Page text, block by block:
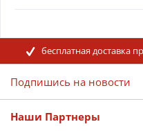
бесплатная доставка
Подпишись на новости
Наши Партнеры